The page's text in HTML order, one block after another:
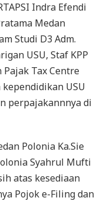
Indra Efendi
Medan
Studi D3 Adm.
USU, Staf KPP
Pajak Tax Centre
USU
perpajakannnya di
Polonia Ka.Sie
Syahrul Mufti
atas kesediaan
Pojok e-Filing dan